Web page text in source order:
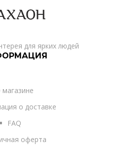
для ярких людей
о доставке
FAQ
оферта